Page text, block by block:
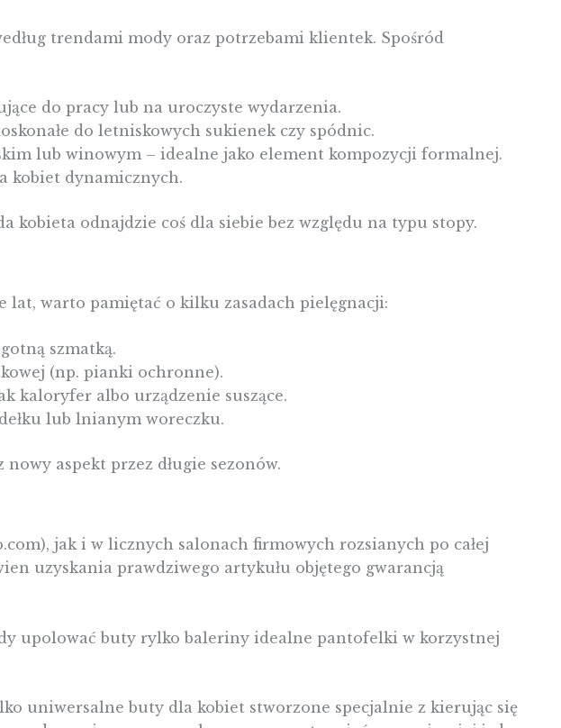
trendami mody oraz potrzebami klientek. Spośród
do pracy lub na uroczyste wydarzenia.
do letniskowych sukienek czy spódnic.
lub winowym – idealne jako element kompozycji formalnej.
kobiet dynamicznych.
kobieta odnajdzie coś dla siebie bez względu na typu stopy.
lat, warto pamiętać o kilku zasadach pielęgnacji:
szmatką.
(np. pianki ochronne).
kaloryfer albo urządzenie suszące.
lub lnianym woreczku.
aspekt przez długie sezonów.
jak i w licznych salonach firmowych rozsianych po całej
uzyskania prawdziwego artykułu objętego gwarancją
upolować buty rylko baleriny idealne pantofelki w korzystnej
uniwersalne buty dla kobiet stworzone specjalnie z kierując się